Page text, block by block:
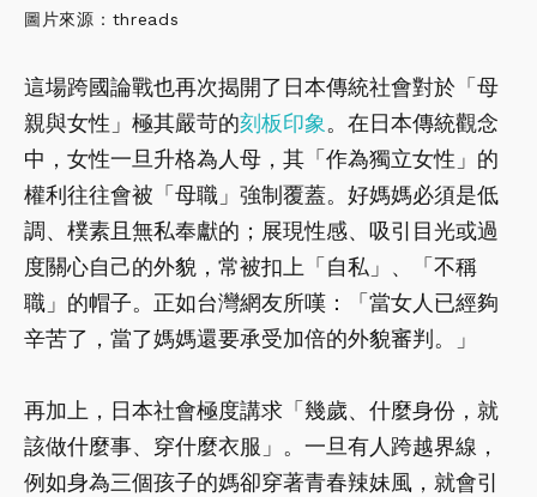
圖片來源：threads
這場跨國論戰也再次揭開了日本傳統社會對於「母
親與女性」極其嚴苛的刻板印象 。在日本傳統觀念
中，女性一旦升格為人母，其「作為獨立女性」的
權利往往會被「母職」強制覆蓋。好媽媽必須是低
調、樸素且無私奉獻的；展現性感、吸引目光或過
度關心自己的外貌，常被扣上「自私」、「不稱
職」的帽子。正如台灣網友所嘆：「當女人已經夠
辛苦了，當了媽媽還要承受加倍的外貌審判。」
再加上，日本社會極度講求「幾歲、什麼身份，就
該做什麼事、穿什麼衣服」。一旦有人跨越界線，
例如身為三個孩子的媽卻穿著青春辣妹風，就會引